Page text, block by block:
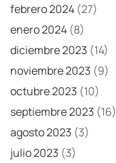
febrero 2024 (27)
enero 2024 (8)
diciembre 2023 (14)
noviembre 2023 (9)
octubre 2023 (10)
septiembre 2023 (16)
agosto 2023 (3)
julio 2023 (3)